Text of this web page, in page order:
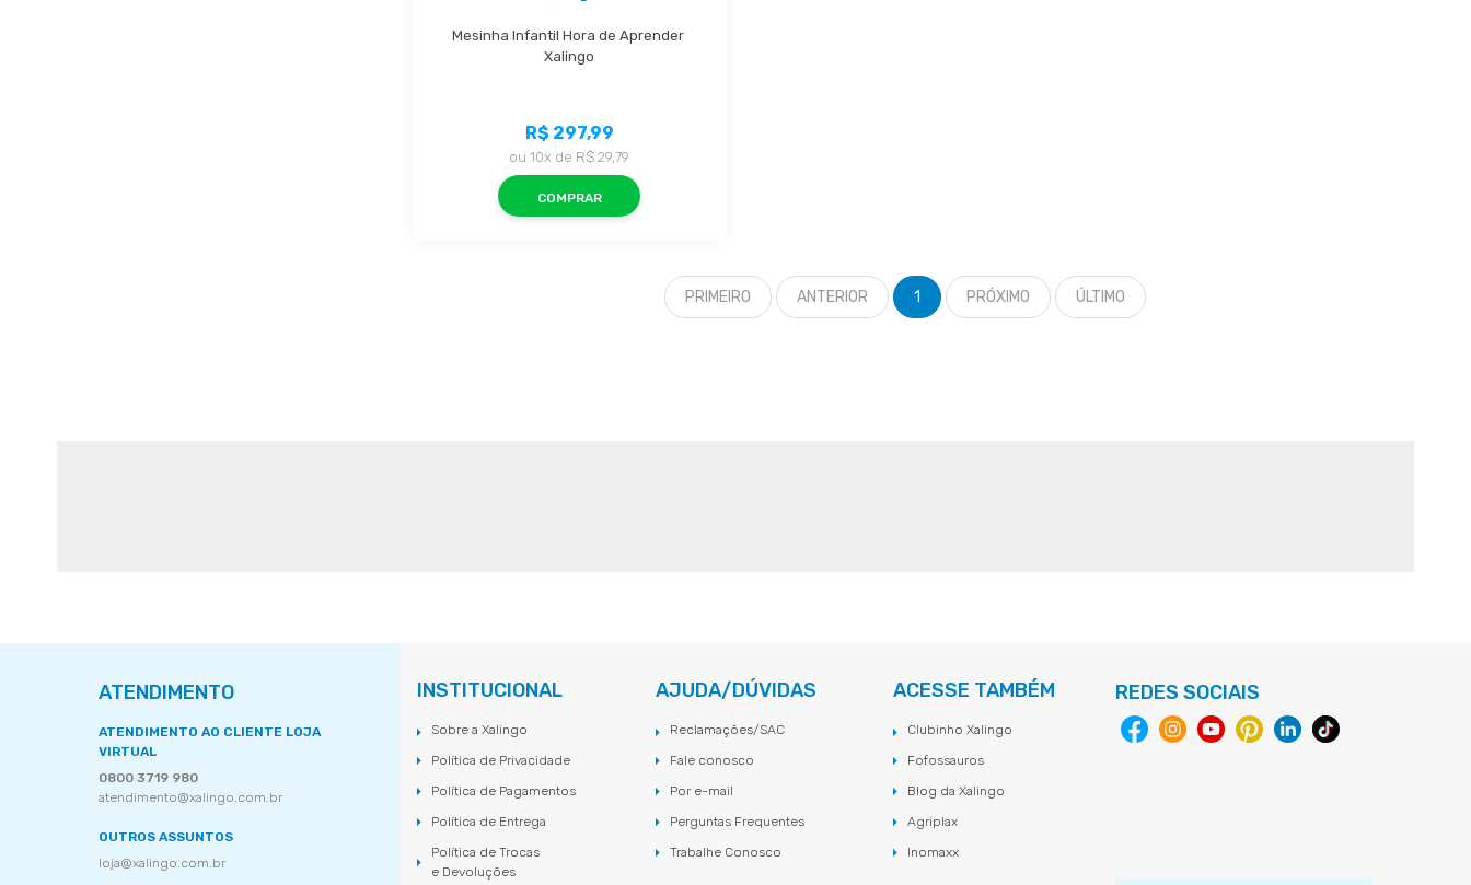
Mesinha Infantil Hora de Aprender
Xalingo
R$ 297,99
ou10x de R$ 29,79
COMPRAR
PRIMEIRO ANTERIOR 1 PRÓXIMO ÚLTIMO
ATENDIMENTO
ATENDIMENTO AO CLIENTE LOJA
VIRTUAL
0800 3719 980
atendimento@xalingo.com.br
OUTROS ASSUNTOS
loja@xalingo.com.br
INSTITUCIONAL
Sobre a Xalingo
Política de Privacidade
Política de Pagamentos
Política de Entrega
Política de Trocas
e Devoluções
AJUDA/DÚVIDAS
Reclamações/SAC
Fale conosco
Por e-mail
Perguntas Frequentes
Trabalhe Conosco
ACESSE TAMBÉM
Clubinho Xalingo
Fofossauros
Blog da Xalingo
Agriplax
Inomaxx
REDES SOCIAIS